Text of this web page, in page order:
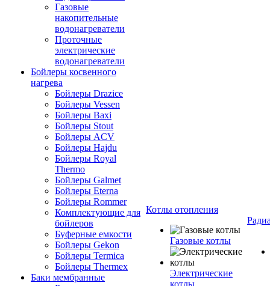
Газовые
накопительные
водонагреватели
Проточные
электрические
водонагреватели
Бойлеры косвенного
нагрева
Бойлеры Drazice
Бойлеры Vessen
Бойлеры Baxi
Бойлеры Stout
Бойлеры ACV
Бойлеры Hajdu
Бойлеры Royal
Thermo
Бойлеры Galmet
Бойлеры Eterna
Бойлеры Rommer
Комплектующие для
бойлеров
Буферные емкости
Бойлеры Gekon
Бойлеры Termica
Бойлеры Thermex
Баки мембранные
Котлы отопления
Газовые котлы
Электрические
котлы